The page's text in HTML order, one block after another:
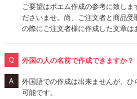
ご要望はポエム作成の参考に致しま
ださいませ。尚、ご注文者と商品
の際にご注文者様に作成した文章は
外国の人の名前で作成できますか？
外国語での作成は出来ませんが、ひ
可能です。